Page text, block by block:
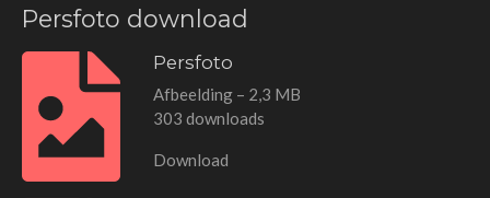
Persfoto download
Persfoto
Afbeelding – 2,3 MB
303 downloads
Download